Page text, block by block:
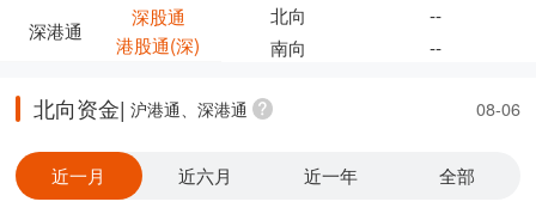
深港通
深股通
港股通(深)
北向
--
南向
--
北向资金| 沪港通、深港通 08-06
近一月 近六月 近一年 全部